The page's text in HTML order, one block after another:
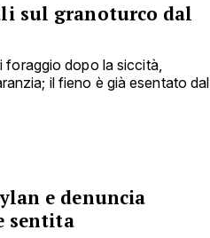
sul granoturco dal
foraggio dopo la siccità,
il fieno è già esentato dal
e denuncia
sentita